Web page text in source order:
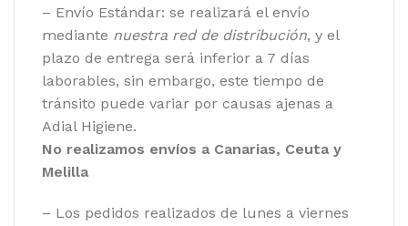
– Envío Estándar: se realizará el envío
mediante nuestra red de distribución, y el
plazo de entrega será inferior a 7 días
laborables, sin embargo, este tiempo de
tránsito puede variar por causas ajenas a
Adial Higiene.
No realizamos envíos a Canarias, Ceuta y
Melilla
– Los pedidos realizados de lunes a viernes